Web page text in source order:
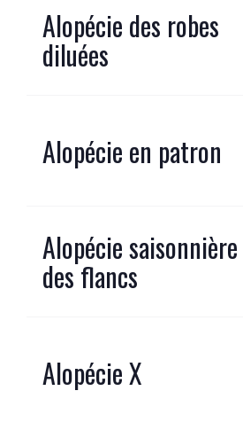
Alopécie des robes
diluées
Alopécie en patron
Alopécie saisonnière
des flancs
Alopécie X